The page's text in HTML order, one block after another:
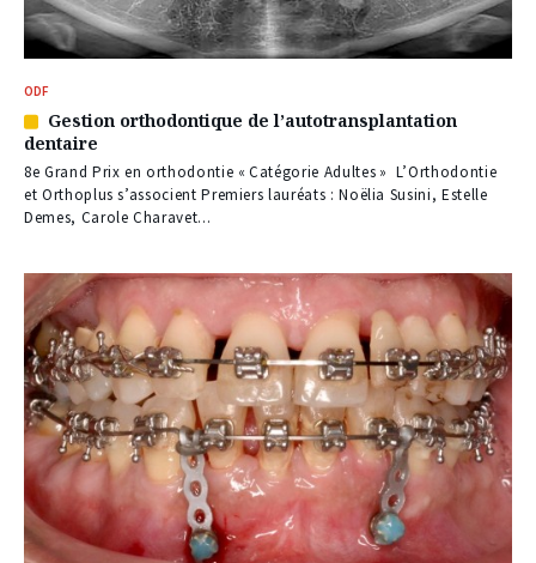
ODF
Article
réservé
à
nos
abonnés
Gestion orthodontique de l’autotransplantation
dentaire
8e Grand Prix en orthodontie « Catégorie Adultes » L’Orthodontie
et Orthoplus s’associent Premiers lauréats : Noëlia Susini, Estelle
Demes, Carole Charavet...